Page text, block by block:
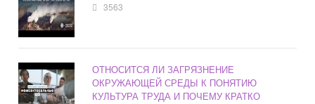
3563
ОТНОСИТСЯ ЛИ ЗАГРЯЗНЕНИЕ
ОКРУЖАЮЩЕЙ СРЕДЫ К ПОНЯТИЮ
КУЛЬТУРА ТРУДА И ПОЧЕМУ КРАТКО